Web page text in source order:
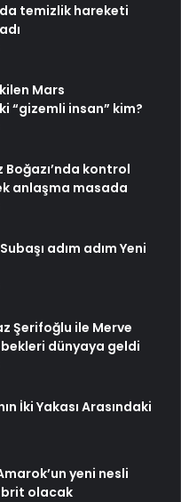
temizlik hareketi
Mars
“gizemli insan” kim?
Boğazı’nda kontrol
anlaşma masada
adım adım Yeni
Şerifoğlu ile Merve
dünyaya geldi
İki Yakası Arasındaki
yeni nesli
olacak